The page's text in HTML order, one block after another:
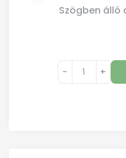
Szögben álló
- +